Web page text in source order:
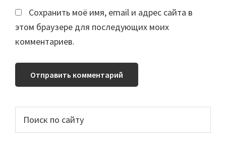
Сохранить моё имя, email и адрес сайта в
этом браузере для последующих моих
комментариев.
Основной
сайдбар